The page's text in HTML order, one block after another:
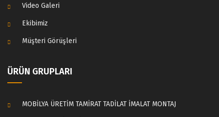
Video Galeri
Ekibimiz
Müşteri Görüşleri
ÜRÜN GRUPLARI
MOBİLYA ÜRETİM TAMİRAT TADİLAT İMALAT MONTAJ